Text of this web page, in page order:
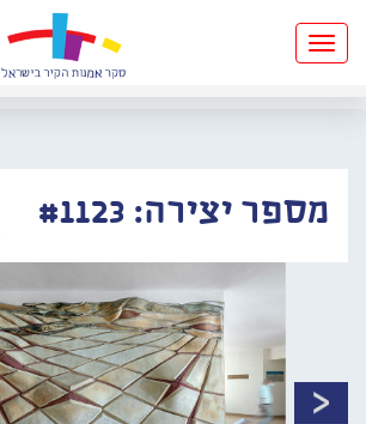
Toggle
navigation
מספר יצירה: #1123